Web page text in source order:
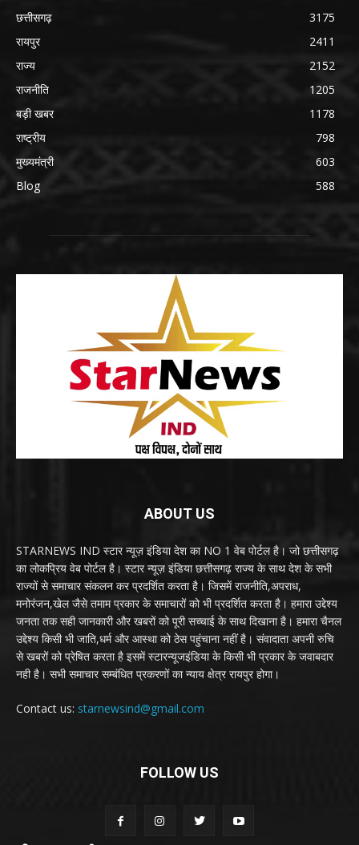
छत्तीसगढ़
3175
रायपुर
2411
राज्य
2152
राजनीति
1205
बड़ी खबर
1178
राष्ट्रीय
798
मुख्यमंत्री
603
Blog
588
ABOUT US
STARNEWS IND स्टार न्यूज़ इंडिया देश का NO 1 वेब पोर्टल है। जो छत्तीसगढ़
का लोकप्रिय वेब पोर्टल है। स्टार न्यूज़ इंडिया छत्तीसगढ़ राज्य के साथ देश के सभी
राज्यों से समाचार संकलन कर प्रदर्शित करता है। जिसमें राजनीति,अपराध,
मनोरंजन,खेल जैसे तमाम प्रकार के समाचारों को भी प्रदर्शित करता है। हमारा उद्देश्य
जनता तक सही जानकारी और खबरों को पूरी सच्चाई के साथ दिखाना है। हमारा चैनल
उद्देश्य किसी भी जाति,धर्म और आस्था को ठेस पहुंचाना नहीं है। संवादाता अपनी रुचि
से खबरों को प्रेषित करता है इसमें स्टारन्यूजइंडिया के किसी भी प्रकार के जवाबदार
नही है। सभी समाचार सम्बंधित प्रकरणों का न्याय क्षेत्र रायपुर होगा।
Contact us: starnewsind@gmail.com
FOLLOW US